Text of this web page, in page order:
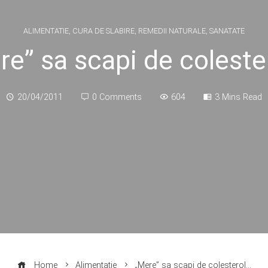
ALIMENTATIE, CURA DE SLABIRE, REMEDII NATURALE, SANATATE
sa scapi de
20/04/2011 0 Comments 604 3 Mins Read
Home Alimentatie „Mere” sa scapi de colesterol…